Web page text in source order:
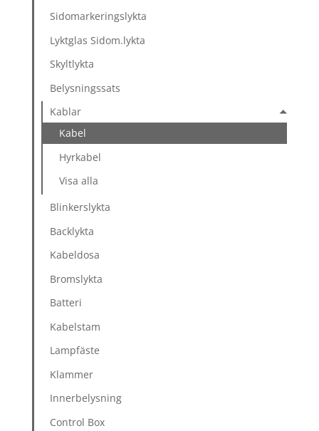
Sidomarkeringslykta
Lyktglas Sidom.lykta
Skyltlykta
Belysningssats
Kablar
Kabel
Hyrkabel
Visa alla
Blinkerslykta
Backlykta
Kabeldosa
Bromslykta
Batteri
Kabelstam
Lampfäste
Klammer
Innerbelysning
Control Box